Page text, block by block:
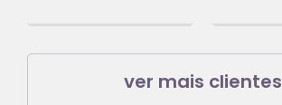
ver mais clientes